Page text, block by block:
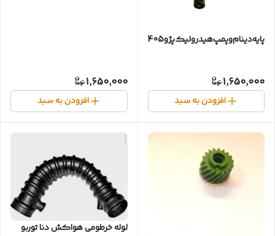
پایه‌دینام‌وپمپ‌هیدرولیک‌پژو405
1,650,000
افزودن به سبد
1,650,000
افزودن به سبد
لوله خرطومی هواکش دنا توربو